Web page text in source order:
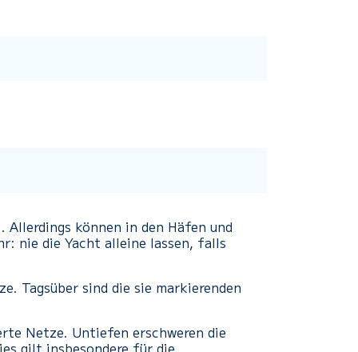
Allerdings können in den Häfen und
nie die Yacht alleine lassen, falls
Tagsüber sind die sie markierenden
Netze. Untiefen erschweren die
gilt insbesondere für die